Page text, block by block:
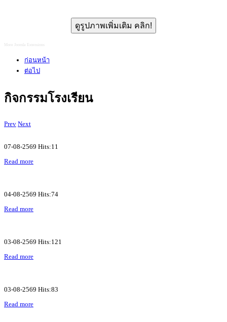
ดูรูปภาพเพิ่มเติม คลิก!
More Joomla Extensions
ก่อนหน้า
ต่อไป
กิจกรรมโรงเรียน
Prev Next
07-08-2569 Hits:11
Read more
04-08-2569 Hits:74
Read more
03-08-2569 Hits:121
Read more
03-08-2569 Hits:83
Read more